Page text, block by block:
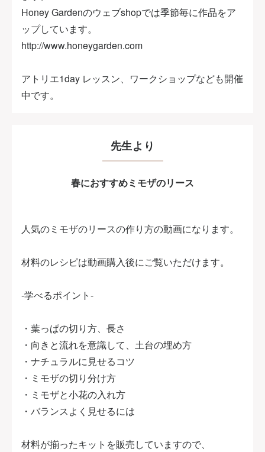
Honey Gardenのウェブshopでは季節毎に作品をア
ップしています。
http://www.honeygarden.com
アトリエ1day レッスン、ワークショップなども開催
中です。
先生より
春におすすめミモザのリース
人気のミモザのリースの作り方の動画になります。
材料のレシピは動画購入後にご覧いただけます。
-学べるポイント-
・葉っぱの切り方、長さ
・向きと流れを意識して、土台の埋め方
・ナチュラルに見せるコツ
・ミモザの切り分け方
・ミモザと小花の入れ方
・バランスよく見せるには
材料が揃ったキットを販売していますので、